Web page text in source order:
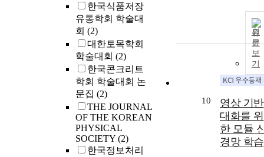
한국식품저장
유통학회 학술대
회 (2)
대한토목학회
학술대회 (2)
한국콘크리트
학회 학술대회 논
문집 (2)
THE JOURNAL
OF THE KOREAN
PHYSICAL
SOCIETY (2)
한국정보처리
원
문
보
기
10
영상 기반
대화를 위
한 모듈
경망 학습